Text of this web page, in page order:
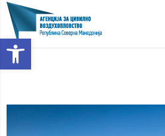
Open toolbar